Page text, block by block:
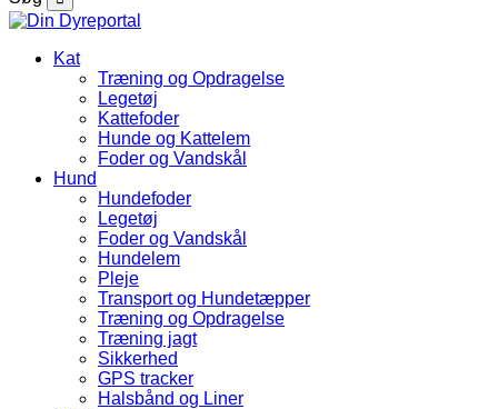
Kat
Træning og Opdragelse
Legetøj
Kattefoder
Hunde og Kattelem
Foder og Vandskål
Hund
Hundefoder
Legetøj
Foder og Vandskål
Hundelem
Pleje
Transport og Hundetæpper
Træning og Opdragelse
Træning jagt
Sikkerhed
GPS tracker
Halsbånd og Liner